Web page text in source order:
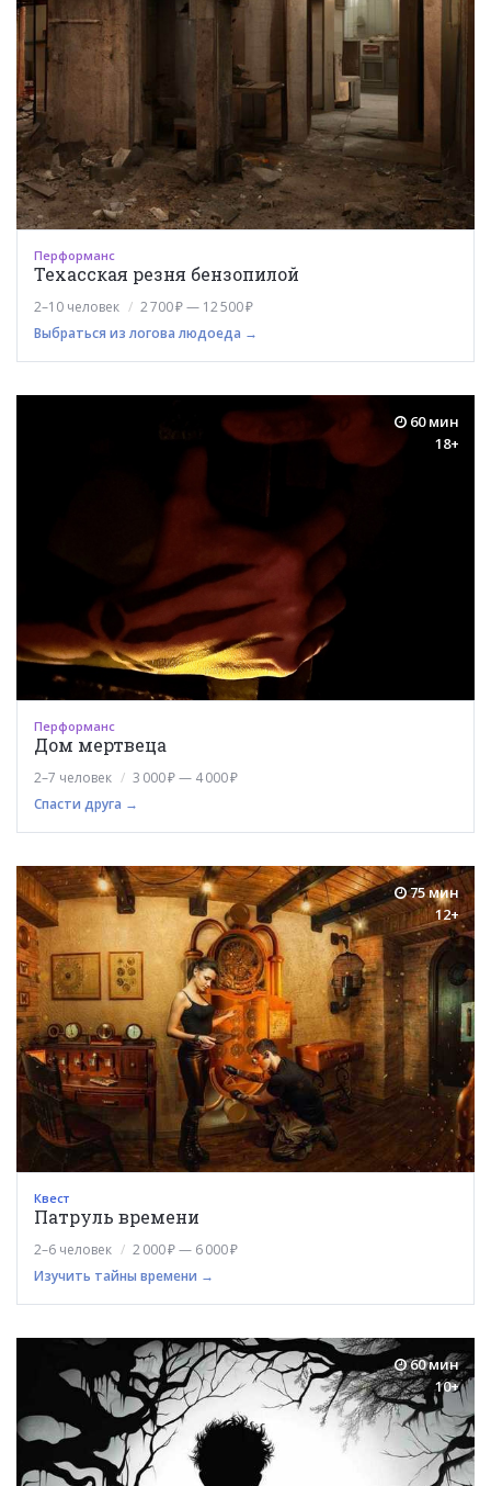
Перформанс
Техасская резня бензопилой
2–10 человек
2 700 ₽ — 12 500 ₽
Выбраться из логова людоеда →
60 мин
18+
Перформанс
Дом мертвеца
2–7 человек
3 000 ₽ — 4 000 ₽
Спасти друга →
75 мин
12+
Квест
Патруль времени
2–6 человек
2 000 ₽ — 6 000 ₽
Изучить тайны времени →
60 мин
10+